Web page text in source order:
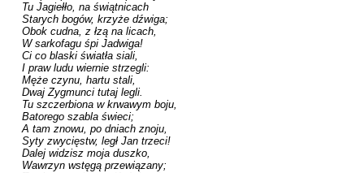
Tu Jagiełło, na świątnicach
Starych bogów, krzyże dźwiga;
Obok cudna, z łzą na licach,
W sarkofagu śpi Jadwiga!
Ci co blaski światła siali,
I praw ludu wiernie strzegli:
Męże czynu, hartu stali,
Dwaj Zygmunci tutaj legli.
Tu szczerbiona w krwawym boju,
Batorego szabla świeci;
A tam znowu, po dniach znoju,
Syty zwycięstw, legł Jan trzeci!
Dalej widzisz moja duszko,
Wawrzyn wstęgą przewiązany;